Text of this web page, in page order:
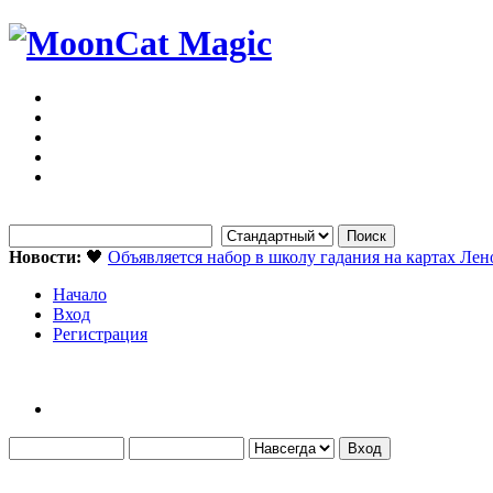
Новости: 🖤 Объявляется набор в школу гадания на картах
Начало
Вход
Регистрация